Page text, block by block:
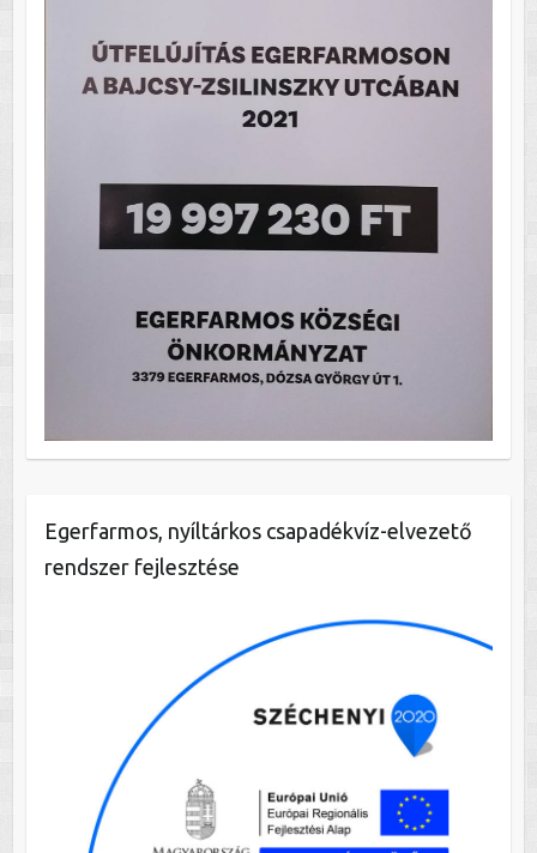
Egerfarmos, nyíltárkos csapadékvíz-elvezető
rendszer fejlesztése